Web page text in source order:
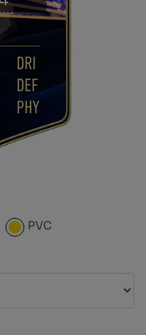
PVC
DRI
DEF
PHY